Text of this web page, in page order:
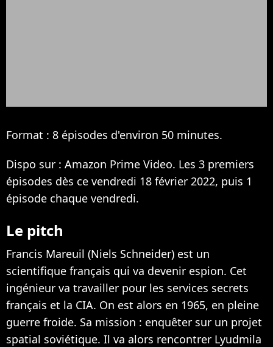
Format : 8 épisodes d'environ 50 minutes.
Dispo sur : Amazon Prime Video. Les 3 premiers
épisodes dès ce vendredi 18 février 2022, puis 1
épisode chaque vendredi.
Le pitch
Francis Mareuil (Niels Schneider) est un
scientifique français qui va devenir espion. Cet
ingénieur va travailler pour les services secrets
français et la CIA. On est alors en 1965, en pleine
guerre froide. Sa mission : enquêter sur un projet
spatial soviétique. Il va alors rencontrer Lyudmila